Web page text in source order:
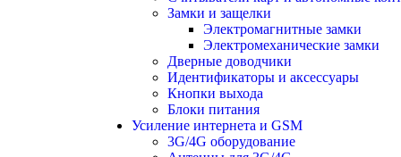
Замки и защелки
Электромагнитные замки
Электромеханические замки
Дверные доводчики
Идентификаторы и аксессуары
Кнопки выхода
Блоки питания
Усиление интернета и GSM
3G/4G оборудование